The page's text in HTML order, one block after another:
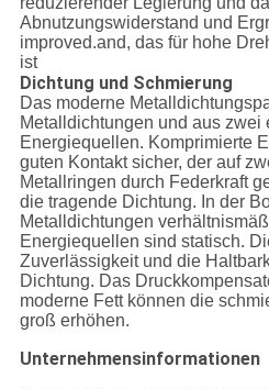
Abnutzungswiderstand und
improved.and, das für hohe
ist
Dichtung und Schmierung
Das moderne
Metalldichtungen und aus zwei
Energiequellen. Komprimierte
guten Kontakt sicher, der auf
Metallringen durch Federkraft
die tragende Dichtung. In der
Metalldichtungen
Energiequellen sind statisch.
Zuverlässigkeit und die
Dichtung. Das
moderne Fett können die
groß erhöhen.
Unternehmensinformationen